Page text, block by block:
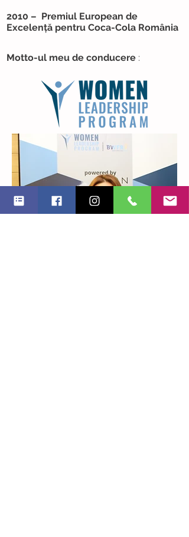
2010 – Premiul European de
Excelență pentru Coca-Cola România
Motto-ul meu de conducere :